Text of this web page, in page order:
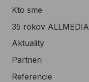
Kto sme
35 rokov ALLMEDIA
Aktuality
Partneri
Referencie